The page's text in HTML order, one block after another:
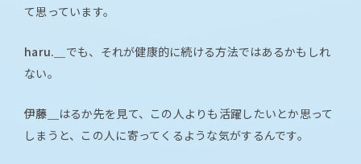
て思っています。
haru.＿ でも、それが健康的に続ける方法ではあるかもしれ
ない。
伊藤＿
はるか先を見て、この人よりも活躍したいとか思って
しまうと、この人に寄ってくるような気がするんです。